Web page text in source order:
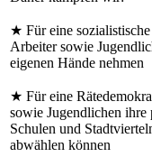
★ Für eine
Arbeiter sowie
eigenen Hände nehmen
★ Für eine
sowie Jugendlichen
Schulen und
abwählen können